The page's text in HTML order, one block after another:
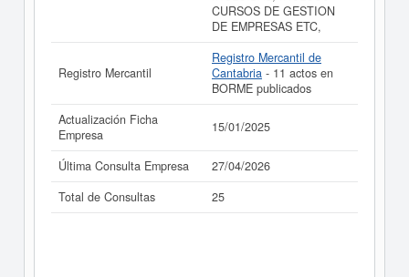
CURSOS DE GESTION
DE EMPRESAS ETC,
Registro Mercantil
Registro Mercantil de
Cantabria - 11 actos en
BORME publicados
Actualización Ficha
Empresa
15/01/2025
Última Consulta Empresa
27/04/2026
Total de Consultas
25